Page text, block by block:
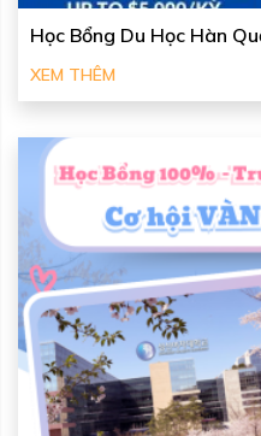
Học Bổng Du Học Hàn
XEM THÊM